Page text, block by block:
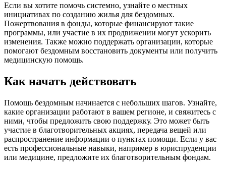
Если вы хотите помочь системно, узнайте о местных
инициативах по созданию жилья для бездомных.
Пожертвования в фонды, которые финансируют такие
программы, или участие в их продвижении могут ускорить
изменения. Также можно поддержать организации, которые
помогают бездомным восстановить документы или получить
медицинскую помощь.
Как начать действовать
Помощь бездомным начинается с небольших шагов. Узнайте,
какие организации работают в вашем регионе, и свяжитесь с
ними, чтобы предложить свою поддержку. Это может быть
участие в благотворительных акциях, передача вещей или
распространение информации о пунктах помощи. Если у вас
есть профессиональные навыки, например в юриспруденции
или медицине, предложите их благотворительным фондам.